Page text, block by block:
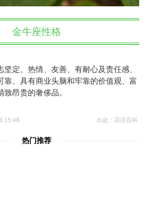
金牛座性格
坚定、热情、友善、有耐心及责任感、
靠、具有商业头脑和牢靠的价值观、富
昂贵的奢侈品。
出处：花语百科
热门推荐